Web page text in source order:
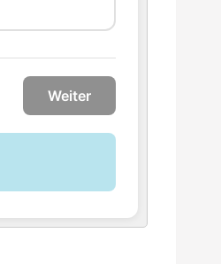
Weiter